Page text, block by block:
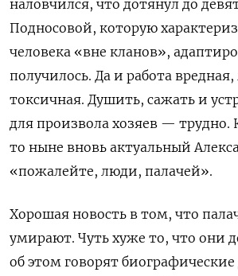
наловчился, что дотянул до
Подносовой, которую
человека «вне кланов»,
получилось. Да и работа
токсичная. Душить, сажать и
для произвола хозяев — трудно.
то ныне вновь актуальный
«пожалейте, люди, палачей».
Хорошая новость в том, что
умирают. Чуть хуже то, что они
об этом говорят